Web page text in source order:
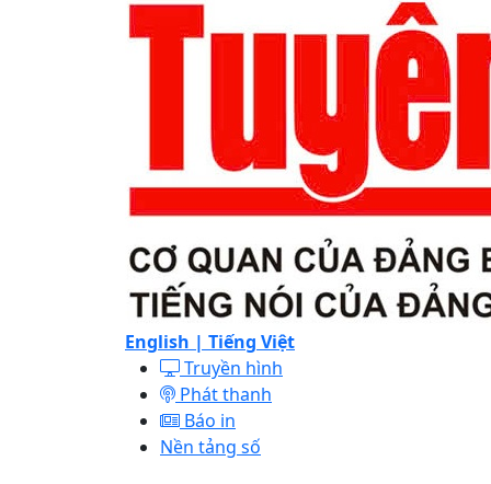
English | Tiếng Việt
Truyền hình
Phát thanh
Báo in
Nền tảng số